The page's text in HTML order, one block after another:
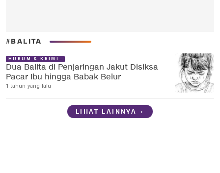
#BALITA
HUKUM & KRIMINAL
Dua Balita di Penjaringan Jakut Disiksa
Pacar Ibu hingga Babak Belur
1 tahun yang lalu
LIHAT LAINNYA +